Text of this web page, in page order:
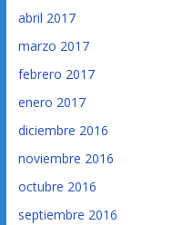
abril 2017
marzo 2017
febrero 2017
enero 2017
diciembre 2016
noviembre 2016
octubre 2016
septiembre 2016